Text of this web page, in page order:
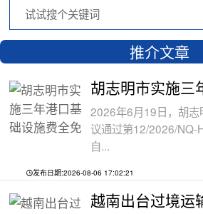
推介文章
2026年6月19日，胡志
议通过第12/2026/NQ-
自...
发布日期:2026-08-06 17:02:21